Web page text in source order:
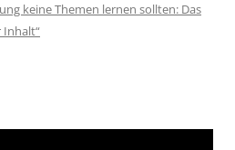
keine Themen lernen sollten: Das
Inhalt“